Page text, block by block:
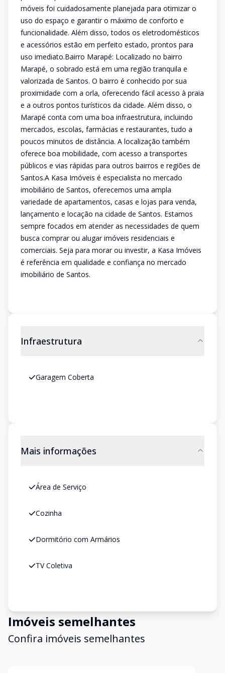
móveis foi cuidadosamente planejada para otimizar o
uso do espaço e garantir o máximo de conforto e
funcionalidade. Além disso, todos os eletrodomésticos
e acessórios estão em perfeito estado, prontos para
uso imediato.Bairro Marapé: Localizado no bairro
Marapé, o sobrado está em uma região tranquila e
valorizada de Santos. O bairro é conhecido por sua
proximidade com a orla, oferecendo fácil acesso à praia
e a outros pontos turísticos da cidade. Além disso, o
Marapé conta com uma boa infraestrutura, incluindo
mercados, escolas, farmácias e restaurantes, tudo a
poucos minutos de distância. A localização também
oferece boa mobilidade, com acesso a transportes
públicos e vias rápidas para outros bairros e regiões de
Santos.A Kasa Imóveis é especialista no mercado
imobiliário de Santos, oferecemos uma ampla
variedade de apartamentos, casas e lojas para venda,
lançamento e locação na cidade de Santos. Estamos
sempre focados em atender as necessidades de quem
busca comprar ou alugar imóveis residenciais e
comerciais. Seja para morar ou investir, a Kasa Imóveis
é referência em qualidade e confiança no mercado
imobiliário de Santos.
Infraestrutura
Garagem Coberta
Mais informações
Área de Serviço
Cozinha
Dormitório com Armários
TV Coletiva
Imóveis semelhantes
Confira imóveis semelhantes